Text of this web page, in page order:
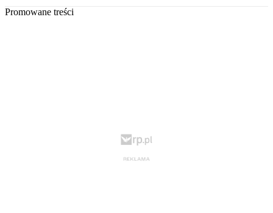
Promowane treści